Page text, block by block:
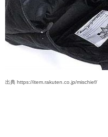
出典 https://item.rakuten.co.jp/mischief/